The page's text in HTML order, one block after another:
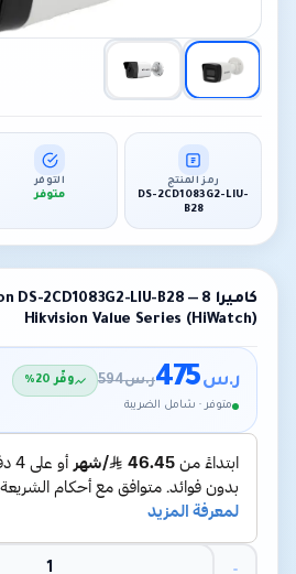
رمز المنتج
DS-2CD1083G2-LIU-
B28
التوفر
متوفر
Hikvision Value Series (HiWatch)
ر.س475ر.س594 وفّر 20%
متوفر · شامل الضريبة